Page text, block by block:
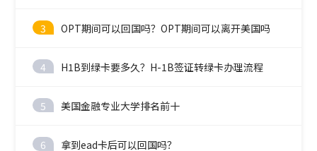
3 OPT期间可以回国吗？OPT期间可以离开美国吗
4 H1B到绿卡要多久？H-1B签证转绿卡办理流程
5 美国金融专业大学排名前十
6 拿到ead卡后可以回国吗？